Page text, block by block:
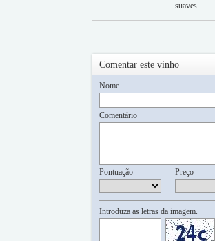
suaves
Comentar este vinho
Nome
Comentário
Pontuação Preço
Introduza as letras da imagem.